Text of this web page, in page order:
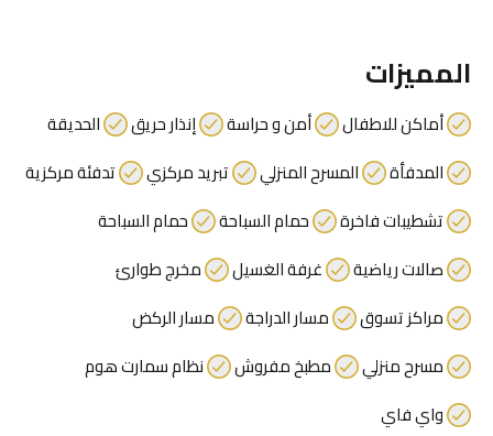
المميزات
أماكن للاطفال أمن و حراسة إنذار حريق
الحديقة
المدفأة
المسرح المنزلي تبريد مركزي
تدفئة مركزية
تشطيبات فاخرة
حمام السباحة
حمام السباحة
صالات رياضية
غرفة الغسيل
مخرج طوارئ
مراكز تسوق
مسار الدراجة
مسار الركض
مسرح منزلي
مطبخ مفروش
نظام سمارت هوم
واي فاي